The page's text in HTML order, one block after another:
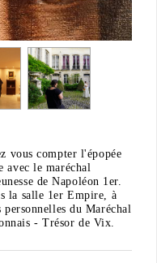
vous compter l'épopée
avec le maréchal
de Napoléon 1er.
la salle 1er Empire, à
du Maréchal
- Trésor de Vix.